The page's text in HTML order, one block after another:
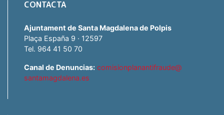
CONTACTA
Ajuntament de Santa Magdalena de Polpis
Plaça España 9 · 12597
Tel. 964 41 50 70
Canal de Denuncias: comisionplanantifraude@
santamagdalena.es